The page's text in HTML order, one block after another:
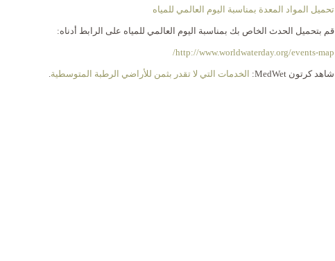
تحميل المواد المعدة بمناسبة اليوم العالمي للمياه
قم بتحميل الحدث الخاص بك بمناسبة اليوم العالمي للمياه على الرابط أدناه:
http://www.worldwaterday.org/events-map/
شاهد كرتون MedWet: الخدمات التي لا تقدر بثمن للأراضي الرطبة المتوسطية